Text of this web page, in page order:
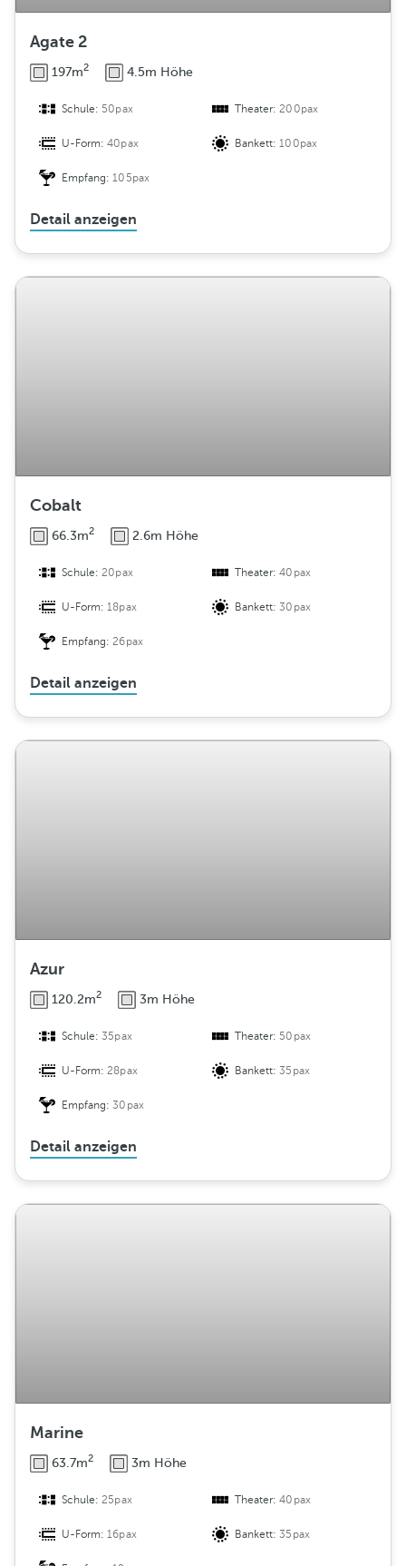
Agate 2
197m2 4.5m Höhe
Schule: 50pax Theater:200pax
U-Form:40pax Bankett:100pax
Empfang:105pax
Detail anzeigen
Cobalt
66.3m2 2.6m Höhe
Schule:20pax Theater:40pax
U-Form:18pax Bankett:30pax
Empfang:26pax
Detail anzeigen
Azur
120.2m2 3m Höhe
Schule:35pax Theater: 50pax
U-Form:28pax Bankett:35pax
Empfang:30pax
Detail anzeigen
Marine
63.7m2 3m Höhe
Schule:25pax Theater:40pax
U-Form:16pax Bankett:35pax